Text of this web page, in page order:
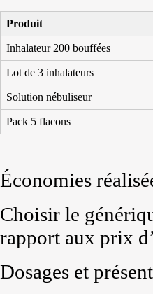
Produit
Inhalateur 200 bouffées
Lot de 3 inhalateurs
Solution nébuliseur
Pack 5 flacons
Économies
Choisir le
rapport aux prix
Dosages et